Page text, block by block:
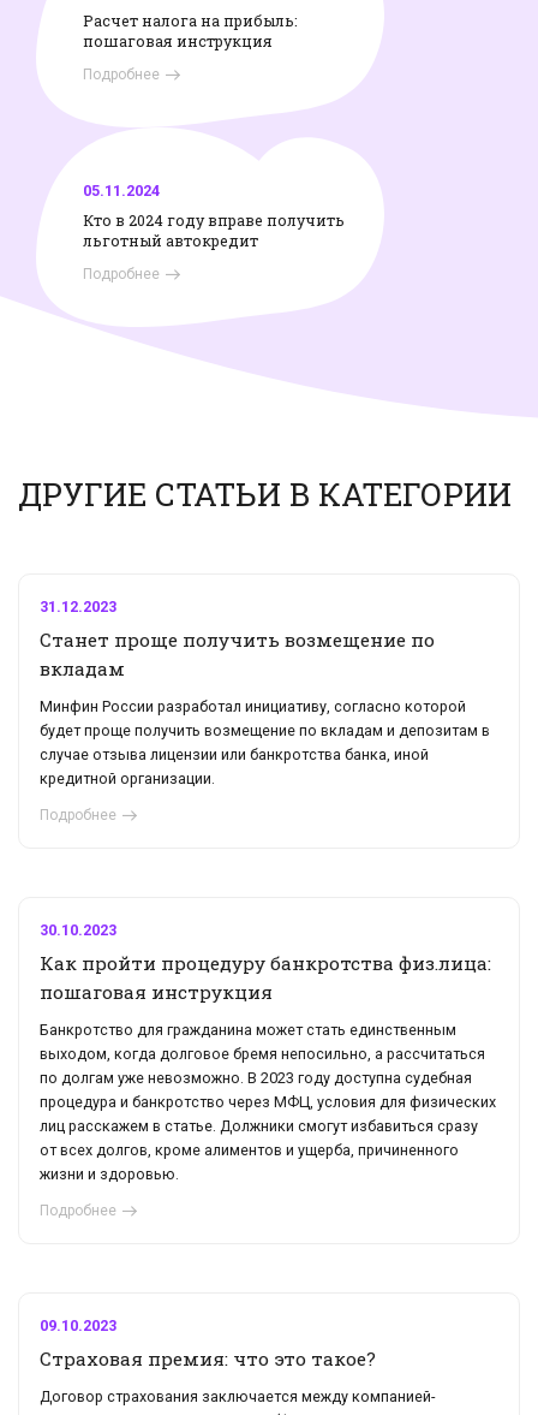
Расчет налога на прибыль:
пошаговая инструкция
Подробнее
05.11.2024
Кто в 2024 году вправе получить
льготный автокредит
Подробнее
ДРУГИЕ СТАТЬИ В КАТЕГОРИИ
31.12.2023
Станет проще получить возмещение по
вкладам
Минфин России разработал инициативу, согласно которой
будет проще получить возмещение по вкладам и депозитам в
случае отзыва лицензии или банкротства банка, иной
кредитной организации.
Подробнее
30.10.2023
Как пройти процедуру банкротства физ.лица:
пошаговая инструкция
Банкротство для гражданина может стать единственным
выходом, когда долговое бремя непосильно, а рассчитаться
по долгам уже невозможно. В 2023 году доступна судебная
процедура и банкротство через МФЦ, условия для физических
лиц расскажем в статье. Должники смогут избавиться сразу
от всех долгов, кроме алиментов и ущерба, причиненного
жизни и здоровью.
Подробнее
09.10.2023
Страховая премия: что это такое?
Договор страхования заключается между компанией-